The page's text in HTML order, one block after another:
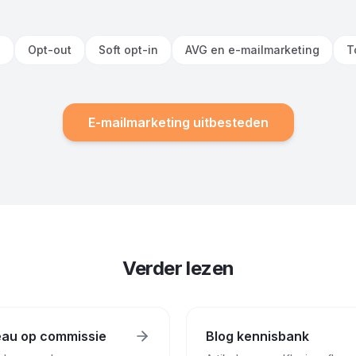
Opt-out Soft opt-in AVG en e-mailmarketing
E-mailmarketing uitbesteden
Verder lezen
op commissie Blog kennisbank